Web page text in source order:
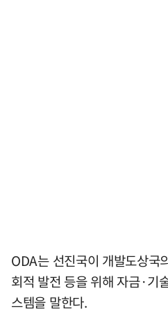
ODA는 선진국이 개발도상국
회적 발전 등을 위해 자금·기
스템을 말한다.